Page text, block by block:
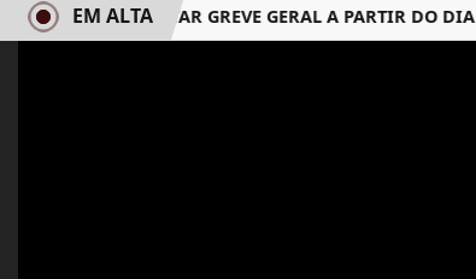
PODEM DECRETAR GREVE GERAL A PARTIR DO DIA 29
EM ALTA